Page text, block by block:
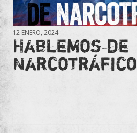
12 ENERO, 2024
Hablemos de
Narcotráfico